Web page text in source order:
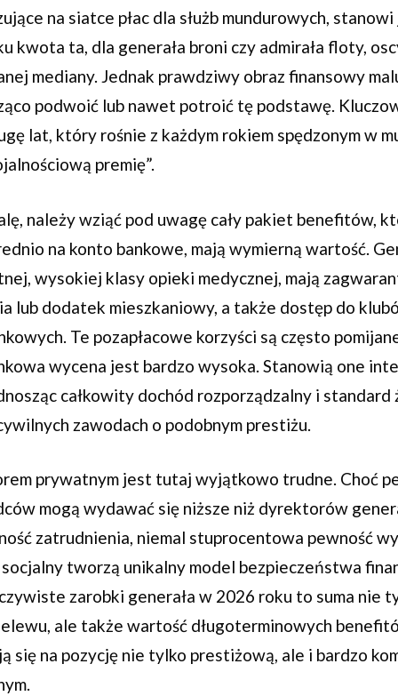
na siatce płac dla służb mundurowych,
kwota ta, dla generała broni czy admirała floty,
mediany. Jednak prawdziwy obraz finansowy
podwoić lub nawet potroić tę podstawę.
lat, który rośnie z każdym rokiem spędzonym w
premię”.
należy wziąć pod uwagę cały pakiet benefitów,
na konto bankowe, mają wymierną wartość.
wysokiej klasy opieki medycznej, mają
lub dodatek mieszkaniowy, a także dostęp do
Te pozapłacowe korzyści są często
wycena jest bardzo wysoka. Stanowią one
całkowity dochód rozporządzalny i standard
zawodach o podobnym prestiżu.
prywatnym jest tutaj wyjątkowo trudne. Choć
mogą wydawać się niższe niż dyrektorów
zatrudnienia, niemal stuprocentowa pewność
tworzą unikalny model bezpieczeństwa
zarobki generała w 2026 roku to suma nie
ale także wartość długoterminowych
się na pozycję nie tylko prestiżową, ale i bardzo